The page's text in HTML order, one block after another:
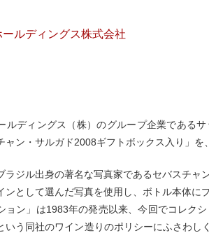
ルディングス株式会社
ルディングス（株）のグループ企業である
ャン・サルガド2008ギフトボックス入り」を
ラジル出身の著名な写真家であるセバスチャ
ンとして選んだ写真を使用し、ボトル本体に
ョン」は1983年の発売以来、今回でコレク
いう同社のワイン造りのポリシーにふさわ